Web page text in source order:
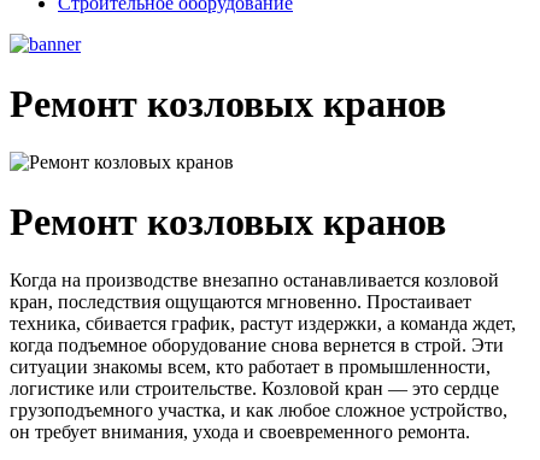
Ремонт козловых кранов
Ремонт козловых кранов
Когда на производстве внезапно останавливается козловой
кран, последствия ощущаются мгновенно. Простаивает
техника, сбивается график, растут издержки, а команда ждет,
когда подъемное оборудование снова вернется в строй. Эти
ситуации знакомы всем, кто работает в промышленности,
логистике или строительстве. Козловой кран — это сердце
грузоподъемного участка, и как любое сложное устройство,
он требует внимания, ухода и своевременного ремонта.